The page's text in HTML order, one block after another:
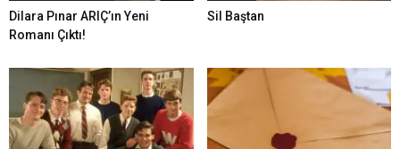
Dilara Pınar ARIÇ’ın Yeni
Romanı Çıktı!
Sil Baştan